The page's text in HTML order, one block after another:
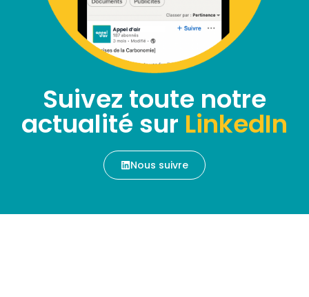
Suivez toute notre
actualité sur LinkedIn
Nous suivre